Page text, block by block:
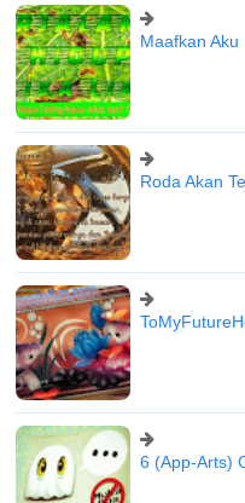
Maafkan Aku
Roda Akan
6 (App-Arts)